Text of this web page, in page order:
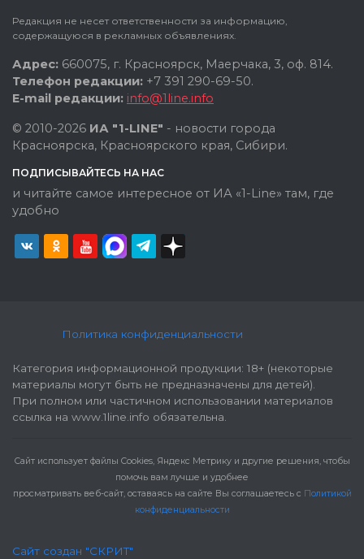
Редакция не несет ответственности за информацию,
содержащуюся в рекламных объявлениях.
Адрес: 660075, г. Красноярск, Маерчака, 3, оф. 814.
Телефон редакции: +7 391 290-69-50.
E-mail редакции: info@1line.info
© 2010-2026 ИА "1-LINE" - новости города
Красноярска, Красноярского края, Сибири.
ПОДПИСЫВАЙТЕСЬ НА НАС
и читайте самое интересное от ИА «1-Line» там, где
удобно
Политика конфиденциальности
Категория информационной продукции: 18+ (некоторые
материалы могут быть не предназначены для детей).
При полном или частичном использовании материалов
ссылка на www.1line.info обязательна.
Cайт использует файлы Cookies, Яндекс Метрику и другие решения, чтобы
помочь вам лучше и удобнее
просматривать веб-сайт, оставаясь на сайте Вы соглашаетесь с Политикой
конфиденциальности
Сайт создан "СКРИТ"